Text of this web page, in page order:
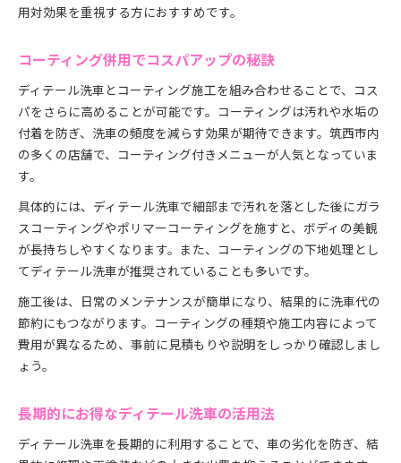
用対効果を重視する方におすすめです。
コーティング併用でコスパアップの秘訣
ディテール洗車とコーティング施工を組み合わせることで、コス
パをさらに高めることが可能です。コーティングは汚れや水垢の
付着を防ぎ、洗車の頻度を減らす効果が期待できます。筑西市内
の多くの店舗で、コーティング付きメニューが人気となっていま
す。
具体的には、ディテール洗車で細部まで汚れを落とした後にガラ
スコーティングやポリマーコーティングを施すと、ボディの美観
が長持ちしやすくなります。また、コーティングの下地処理とし
てディテール洗車が推奨されていることも多いです。
施工後は、日常のメンテナンスが簡単になり、結果的に洗車代の
節約にもつながります。コーティングの種類や施工内容によって
費用が異なるため、事前に見積もりや説明をしっかり確認しまし
ょう。
長期的にお得なディテール洗車の活用法
ディテール洗車を長期的に利用することで、車の劣化を防ぎ、結